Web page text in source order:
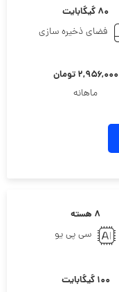
۸۰ گیگابایت
فضای ذخیره سازی
۲,۹۵۶,۰۰۰ تومان
ماهانه
۸ هسته
سی پی یو
۱۰۰ گیگابایت